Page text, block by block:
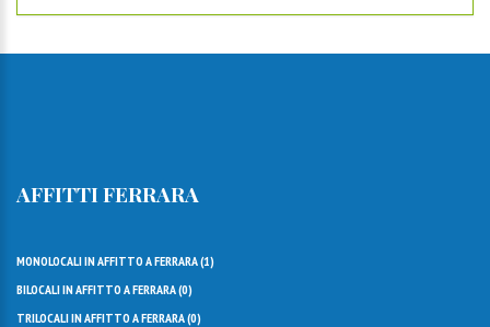
AFFITTI FERRARA
MONOLOCALI IN AFFITTO A FERRARA (1)
BILOCALI IN AFFITTO A FERRARA (0)
TRILOCALI IN AFFITTO A FERRARA (0)